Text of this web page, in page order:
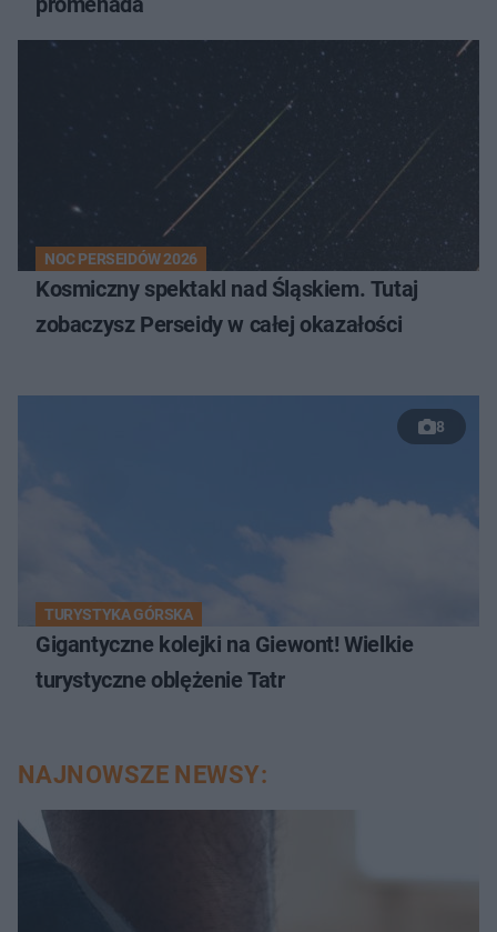
NOC PERSEIDÓW 2026
Kosmiczny spektakl nad Śląskiem. Tutaj
zobaczysz Perseidy w całej okazałości
8
TURYSTYKA GÓRSKA
Gigantyczne kolejki na Giewont! Wielkie
turystyczne oblężenie Tatr
NAJNOWSZE NEWSY: